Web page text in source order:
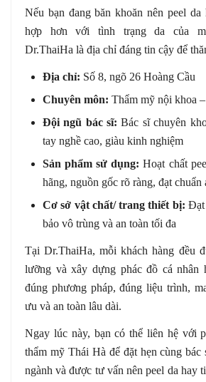
Nếu bạn đang băn khoăn nên peel da
hợp hơn với tình trạng da của
Dr.ThaiHa là địa chỉ đáng tin cậy để
Địa chỉ: Số 8, ngõ 26 Hoàng Cầu
Chuyên môn: Thẩm mỹ nội khoa
Đội ngũ bác sĩ: Bác sĩ chuyên
tay nghề cao, giàu kinh nghiệm
Sản phẩm sử dụng: Hoạt chất
hãng, nguồn gốc rõ ràng, đạt
Cơ sở vật chất/ trang thiết bị: Đạt
bảo vô trùng và an toàn tối đa
Tại Dr.ThaiHa, mỗi khách hàng đều
lưỡng và xây dựng phác đồ cá nhân
đúng phương pháp, đúng liệu trình,
ưu và an toàn lâu dài.
Ngay lúc này, bạn có thể liên hệ với
thẩm mỹ Thái Hà để đặt hẹn cùng bác
ngành và được tư vấn nên peel da hay